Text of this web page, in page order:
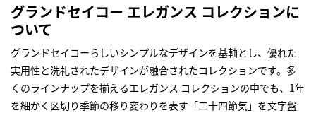
グランドセイコー エレガンス コレクションに
ついて
グランドセイコーらしいシンプルなデザインを基軸とし、優れた
実用性と洗礼されたデザインが融合されたコレクションです。多
くのラインナップを揃えるエレガンス コレクションの中でも、1年
を細かく区切り季節の移り変わりを表す「二十四節気」を文字盤